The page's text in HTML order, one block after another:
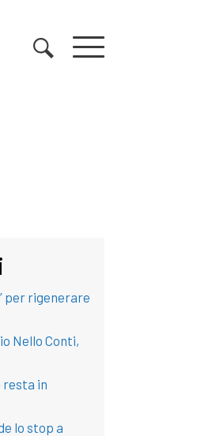
per rigenerare
Nello Conti,
resta in
lo stop a